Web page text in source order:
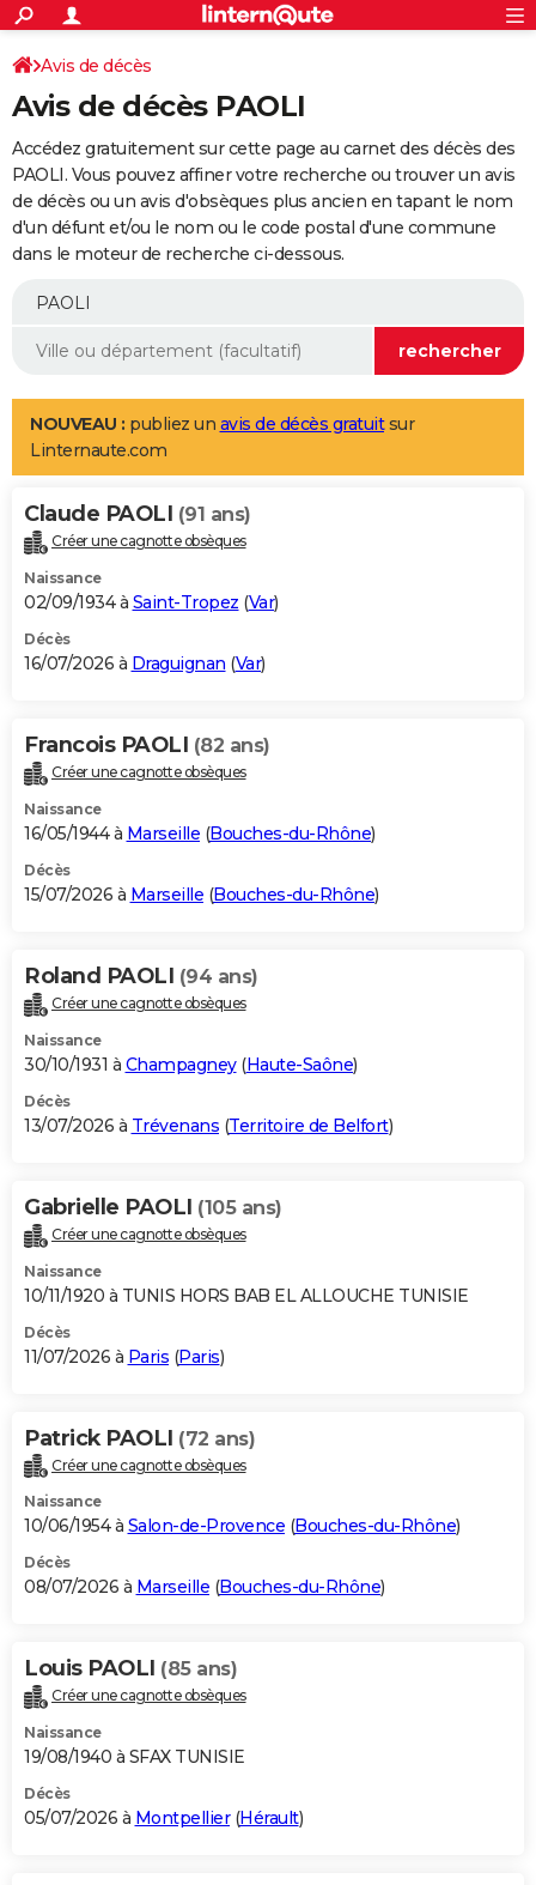
ACTUALITÉS
Politique
Société
Faits Divers
Education
Monde
Villes
+
SPORT
Coupe du monde 2026
Football
Tennis
Cyclisme
Rugby
Forum
Programme TV
TNT
Streaming
Cinéma
Sorties cinéma
Musique
+
FINANCE
Retraite
Impôts
Epargne
Immobilier
Risques naturels par ville
Banque
Assurance
Crédit
AUTO
Essais
Réserver un essai
Citadines
Berlines
SUV
Forum auto
+
Mobiles
Meilleur smartphone
Internet
Ordinateurs
Jeux vidéo
Guide high-tech
Aménagement intérieur
LIFESTYLE
Art de vivre
Bien-être
Loisirs
Mode
Modes de vie
Alimentation
Guide de la santé
Maladies
Médicaments
Sommeil
VOYAGE
Destinations
City break
Voyage nature
Voyage de noces
Forum
Climat
+PHOTO
GUIDES D'ACHAT
BONS PLANS
Carte de Noël
Carte Bonne année
Carte Saint-Valentin
Carte Pâques
Carte d'anniversaire
DICTIONNAIRE
Dictionnaire
Biographies
Citations
Expressions
Proverbes
PROGRAMME TV
S'inscrire
Se connecter
Lycées
Collèges
Primaires
Universités
Entreprises
Service militaire
Avis de recherche
AVIS DE DÉCÈS
Bricolage
Lifestyle
Culture
Sport
Auto
Television
Voyage
Cinema
Avis de décès
Avis de décès PAOLI
Accédez gratuitement sur cette page au carnet des décès des
PAOLI. Vous pouvez affiner votre recherche ou trouver un avis
de décès ou un avis d'obsèques plus ancien en tapant le nom
d'un défunt et/ou le nom ou le code postal d'une commune
dans le moteur de recherche ci-dessous.
NOUVEAU : publiez un avis de décès gratuitsur
Linternaute.com
Claude PAOLI (91 ans)
Créer une cagnotte obsèques
Naissance
02/09/1934 à Saint-Tropez (Var)
Décès
16/07/2026 à Draguignan (Var)
Francois PAOLI (82 ans)
Créer une cagnotte obsèques
Naissance
16/05/1944 à Marseille (Bouches-du-Rhône)
Décès
15/07/2026 à Marseille (Bouches-du-Rhône)
Roland PAOLI (94 ans)
Créer une cagnotte obsèques
Naissance
30/10/1931 à Champagney(Haute-Saône)
Décès
13/07/2026 à Trévenans (Territoire de Belfort)
Gabrielle PAOLI (105 ans)
Créer une cagnotte obsèques
Naissance
10/11/1920 à TUNIS HORS BAB EL ALLOUCHE TUNISIE
Décès
11/07/2026 à Paris (Paris)
Patrick PAOLI (72 ans)
Créer une cagnotte obsèques
Naissance
10/06/1954 à Salon-de-Provence (Bouches-du-Rhône)
Décès
08/07/2026 à Marseille (Bouches-du-Rhône)
Louis PAOLI (85 ans)
Créer une cagnotte obsèques
Naissance
19/08/1940 à SFAX TUNISIE
Décès
05/07/2026 à Montpellier(Hérault)